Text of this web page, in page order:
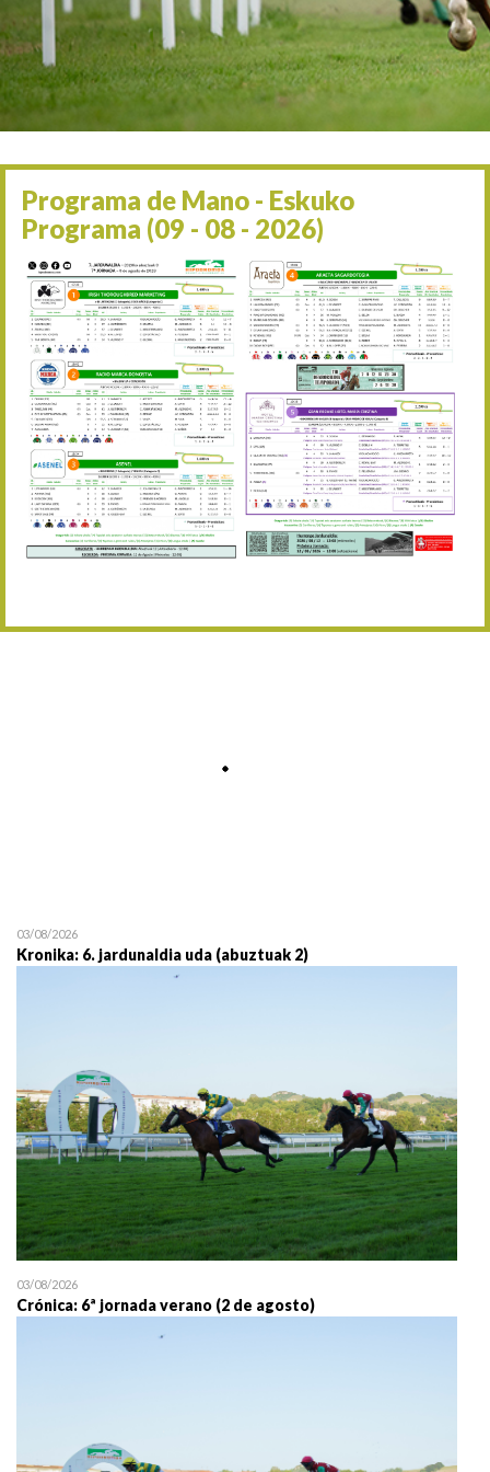
06/09 17:30 Irailaren 6a / 6 de
13/09 17:30 Irailaren 13a / 13 de
30/09 11:30 Irailaren 30a / 30 de
11/06 11:30
05/07 11:30 Uztailaren 5a / 5 de julio
12/07 11:30 Uztailaren 12a / 12 de
19/07 11:30 Uztailaren 19a / 19 de
25/07 11:30 Uztailaren 25a / 25 de
02/08 17:30 Abuztuaren 2a / 2 de
09/08 17:30 Abuztuaren 9a / 9 de
12/08 12:24 Abuztaren 12a / 12 de
15/08 17:05 Abuztuaren 15a / 15 de
30/08 17:30 Abuztuaren 30a / 30 de
19/07 11:30
Programa de Mano - Eskuko
Programa (09 - 08 - 2026)
03/08/2026
Kronika: 6. jardunaldia uda (abuztuak 2)
03/08/2026
Crónica: 6ª jornada verano (2 de agosto)